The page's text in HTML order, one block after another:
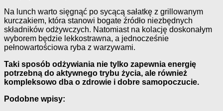
Na lunch warto sięgnąć po sycącą sałatkę z grillowanym
kurczakiem, która stanowi bogate źródło niezbędnych
składników odżywczych. Natomiast na kolację doskonałym
wyborem będzie lekkostrawna, a jednocześnie
pełnowartościowa ryba z warzywami.
Taki sposób odżywiania nie tylko zapewnia energię
potrzebną do aktywnego trybu życia, ale również
kompleksowo dba o zdrowie i dobre samopoczucie.
Podobne wpisy: